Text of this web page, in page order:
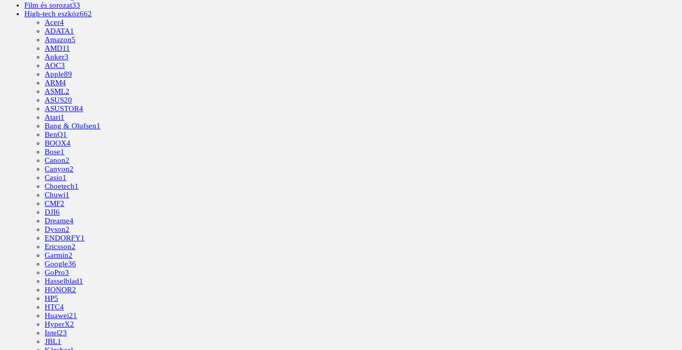
Film és sorozat33
High-tech eszköz662
Acer4
ADATA1
Amazon5
AMD11
Anker3
AOC3
Apple89
ARM4
ASML2
ASUS20
ASUSTOR4
Atari1
Bang & Olufsen1
BenQ1
BOOX4
Bose1
Canon2
Canyon2
Casio1
Choetech1
Chuwi1
CMF2
DJI6
Dreame4
Dyson2
ENDORFY1
Ericsson2
Garmin2
Google36
GoPro3
Hasselblad1
HONOR2
HP5
HTC4
Huawei21
HyperX2
Intel23
JBL1